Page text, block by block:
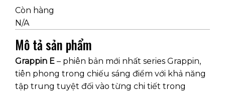
Còn hàng
N/A
Mô tả sản phẩm
Grappin E – phiên bản mới nhất series Grappin,
tiên phong trong chiếu sáng điểm với khả năng
tập trung tuyệt đối vào từng chi tiết trong